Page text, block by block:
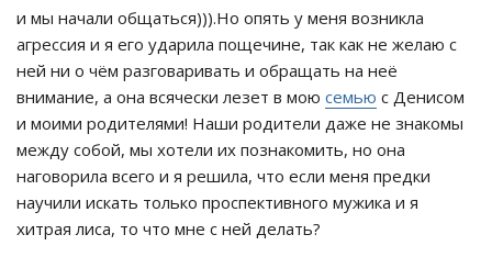
и мы начали общаться))).Но опять у меня возникла
агрессия и я его ударила пощечине, так как не желаю с
ней ни о чём разговаривать и обращать на неё
внимание, а она всячески лезет в мою семью с Денисом
и моими родителями! Наши родители даже не знакомы
между собой, мы хотели их познакомить, но она
наговорила всего и я решила, что если меня предки
научили искать только проспективного мужика и я
хитрая лиса, то что мне с ней делать?